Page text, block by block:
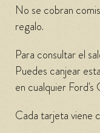
No se cobran
regalo.
Para consultar el
Puedes canjear
en cualquier
Cada tarjeta viene